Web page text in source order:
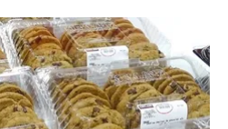
están “enfrentando dificultades
lo previsto”.Según el
destructores de la clase Arleigh
media de cinco años.Pero si
sido los únicos constructores de